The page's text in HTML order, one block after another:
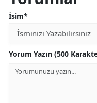
İsim*
Yorum Yazın (500